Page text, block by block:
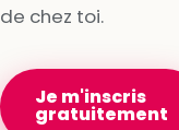
de chez toi.
Je m'inscris
gratuitement